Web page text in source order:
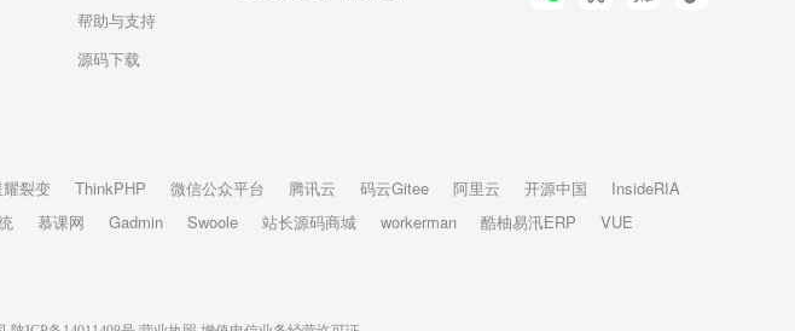
帮助与支持
源码下载
裂变 ThinkPHP 微信公众平台 腾讯云 码云Gitee 阿里云 开源中国
InsideRIA
慕课网 Gadmin Swoole 站长源码商城 workerman 酷柚易汛ERP
VUE